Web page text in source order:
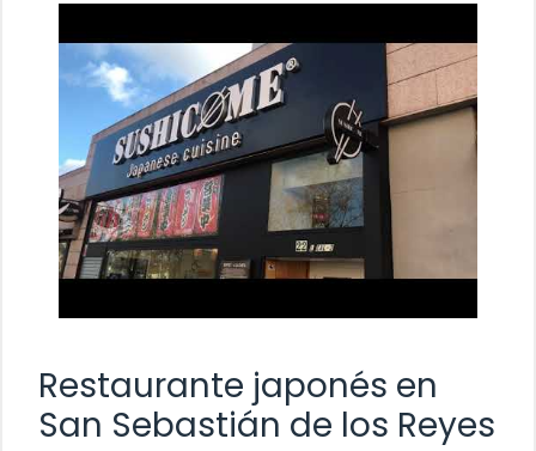
Restaurante japonés en
San Sebastián de los Reyes